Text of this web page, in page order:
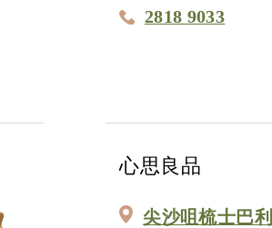
2818 9033
心思良品
尖沙咀梳士巴